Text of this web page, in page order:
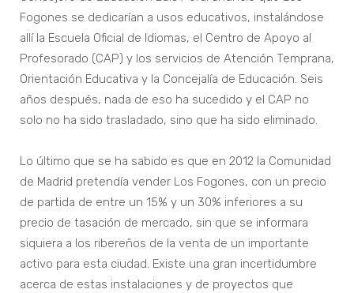
Fogones se dedicarían a usos educativos, instalándose
allí la Escuela Oficial de Idiomas, el Centro de Apoyo al
Profesorado (CAP) y los servicios de Atención Temprana,
Orientación Educativa y la Concejalía de Educación. Seis
años después, nada de eso ha sucedido y el CAP no
solo no ha sido trasladado, sino que ha sido eliminado.
Lo último que se ha sabido es que en 2012 la Comunidad
de Madrid pretendía vender Los Fogones, con un precio
de partida de entre un 15% y un 30% inferiores a su
precio de tasación de mercado, sin que se informara
siquiera a los ribereños de la venta de un importante
activo para esta ciudad. Existe una gran incertidumbre
acerca de estas instalaciones y de proyectos que